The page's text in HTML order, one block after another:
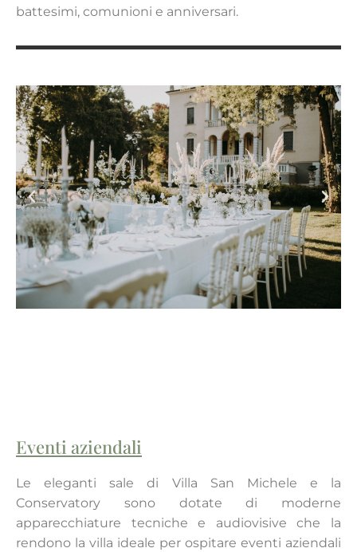
battesimi, comunioni e anniversari.
Eventi aziendali
Le eleganti sale di Villa San Michele e la
Conservatory sono dotate di moderne
apparecchiature tecniche e audiovisive che la
rendono la villa ideale per ospitare eventi aziendali